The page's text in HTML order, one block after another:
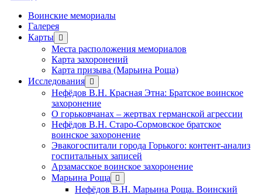
Воинские мемориалы
Галерея
Карты открыть
меню
Места расположения мемориалов
Карта захоронений
Карта призыва (Марьина Роща)
Исследования открыть
меню
Нефёдов В.Н. Красная Этна: Братское воинское
захоронение
О горьковчанах – жертвах германской агрессии
Нефёдов В.Н. Старо-Сормовское братское
воинское захоронение
Эвакогоспитали города Горького: контент-анализ
госпитальных записей
Арзамасское воинское захоронение
Марьина Роща
открыть
меню
Нефёдов В.Н. Марьина Роща. Воинский